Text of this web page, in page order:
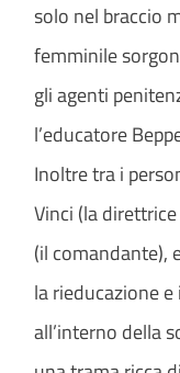
solo nel braccio
femminile
gli agenti
l’educatore
Inoltre tra i
Vinci (la
(il comandante),
la rieducazione
all’interno della